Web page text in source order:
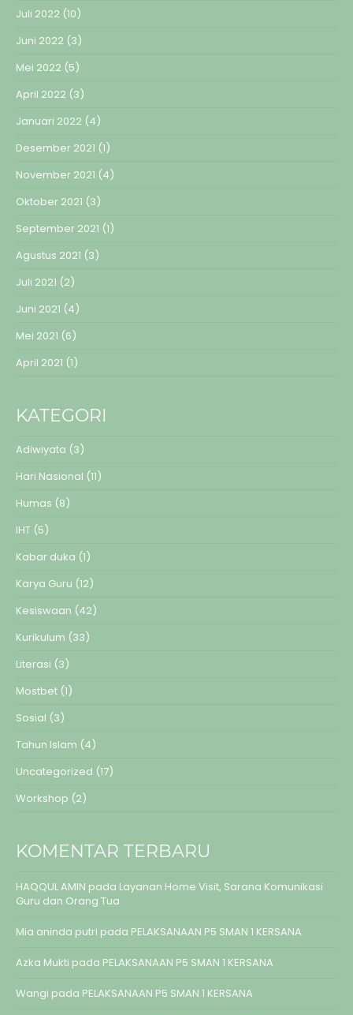
Juli 2022 (10)
Juni 2022 (3)
Mei 2022 (5)
April 2022 (3)
Januari 2022 (4)
Desember 2021 (1)
November 2021 (4)
Oktober 2021 (3)
September 2021 (1)
Agustus 2021 (3)
Juli 2021 (2)
Juni 2021 (4)
Mei 2021 (6)
April 2021 (1)
KATEGORI
Adiwiyata (3)
Hari Nasional (11)
Humas (8)
IHT (5)
Kabar duka (1)
Karya Guru (12)
Kesiswaan (42)
Kurikulum (33)
Literasi (3)
Mostbet (1)
Sosial (3)
Tahun Islam (4)
Uncategorized (17)
Workshop (2)
KOMENTAR TERBARU
HAQQUL AMIN pada Layanan Home Visit, Sarana Komunikasi
Guru dan Orang Tua
Mia aninda putri pada PELAKSANAAN P5 SMAN 1 KERSANA
Azka Mukti pada PELAKSANAAN P5 SMAN 1 KERSANA
Wangi pada PELAKSANAAN P5 SMAN 1 KERSANA